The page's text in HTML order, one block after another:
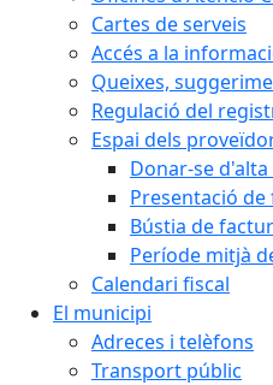
Cartes de serveis
Accés a la
Queixes,
Regulació del
Espai dels
Donar-se
Presentació
Bústia de
Període mitjà
Calendari fiscal
El municipi
Adreces i telèfons
Transport públic